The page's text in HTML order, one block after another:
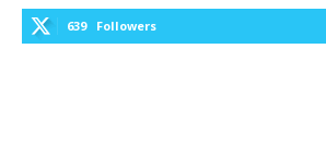
639 Followers